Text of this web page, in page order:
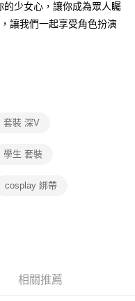
少女心，讓你成為眾人矚
讓我們一起享受角色扮演
套裝 深V
學生 套裝
cosplay 綁帶
相關推薦